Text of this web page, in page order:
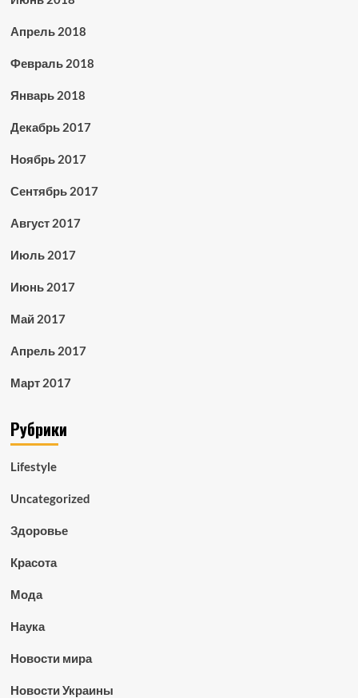
Апрель 2018
Февраль 2018
Январь 2018
Декабрь 2017
Ноябрь 2017
Сентябрь 2017
Август 2017
Июль 2017
Июнь 2017
Май 2017
Апрель 2017
Март 2017
Рубрики
Lifestyle
Uncategorized
Здоровье
Красота
Мода
Наука
Новости мира
Новости Украины